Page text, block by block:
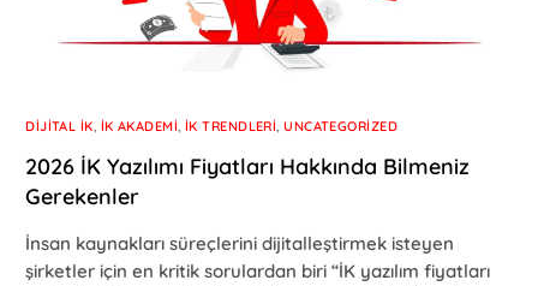
DIJITAL İK, İK AKADEMI, İK TRENDLERI,UNCATEGORIZED
2026 İK Yazılımı Fiyatları Hakkında Bilmeniz
Gerekenler
İnsan kaynakları süreçlerini dijitalleştirmek isteyen
şirketler için en kritik sorulardan biri “İK yazılım fiyatları